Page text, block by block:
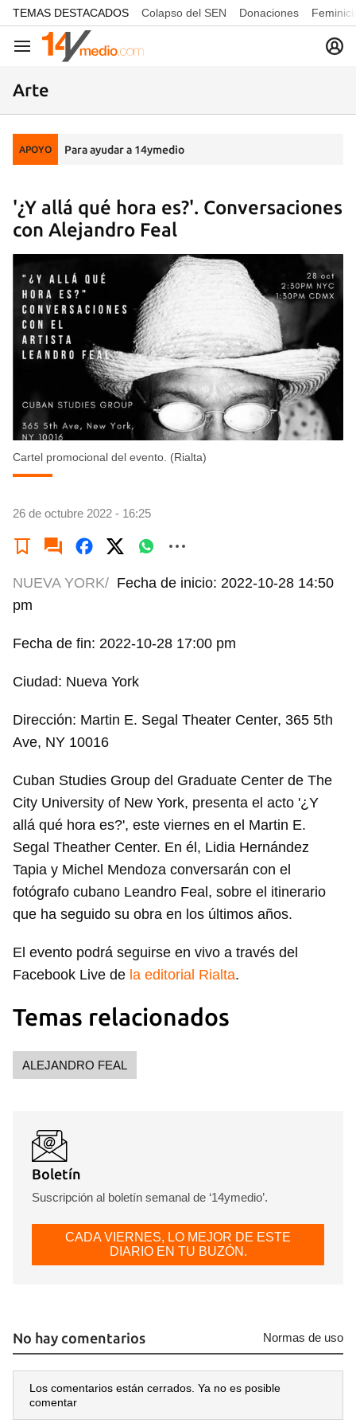
common.go-to-content
TEMAS DESTACADOS Colapso del SEN Donaciones
Navegación
Arte
APOYO Para ayudar a 14ymedio
'¿Y allá qué hora es?'. Conversaciones
con Alejandro Feal
Cartel promocional del evento. (Rialta)
26 de octubre 2022 - 16:25
NUEVA YORK/ Fecha de inicio: 2022-10-28 14:50
pm
Fecha de fin: 2022-10-28 17:00 pm
Ciudad: Nueva York
Dirección: Martin E. Segal Theater Center, 365 5th
Ave, NY 10016
Cuban Studies Group del Graduate Center de The
City University of New York, presenta el acto '¿Y
allá qué hora es?', este viernes en el Martin E.
Segal Theather Center. En él, Lidia Hernández
Tapia y Michel Mendoza conversarán con el
fotógrafo cubano Leandro Feal, sobre el itinerario
que ha seguido su obra en los últimos años.
El evento podrá seguirse en vivo a través del
Facebook Live de la editorial Rialta.
Temas relacionados
ALEJANDRO FEAL
Boletín
Suscripción al boletín semanal de ‘14ymedio’.
CADA VIERNES, LO MEJOR DE ESTE
DIARIO EN TU BUZÓN.
No hay comentarios Normas de uso
Los comentarios están cerrados. Ya no es posible
comentar